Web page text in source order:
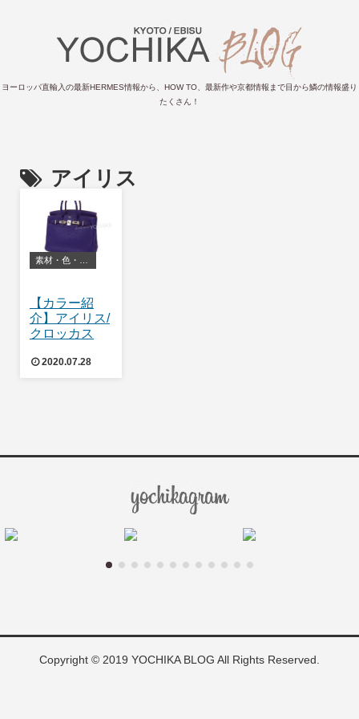
ヨーロッパ直輸入の最新HERMES情報から、HOW TO、最新作や京都情報まで目から鱗の情報盛り
たくさん！
アイリス
【カラー紹
介】アイリス/
クロッカス
2020.07.28
Copyright © 2019 YOCHIKA BLOG All Rights Reserved.